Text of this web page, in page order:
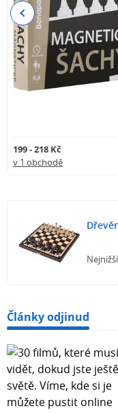
199 - 218 Kč
v 1 obchodě
Previous
Články odjinud